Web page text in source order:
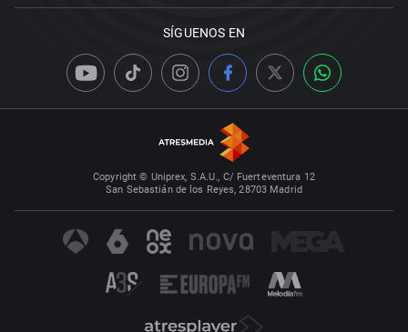
SÍGUENOS EN
Copyright © Uniprex, S.A.U., C/ Fuerteventura 12
San Sebastián de los Reyes, 28703 Madrid